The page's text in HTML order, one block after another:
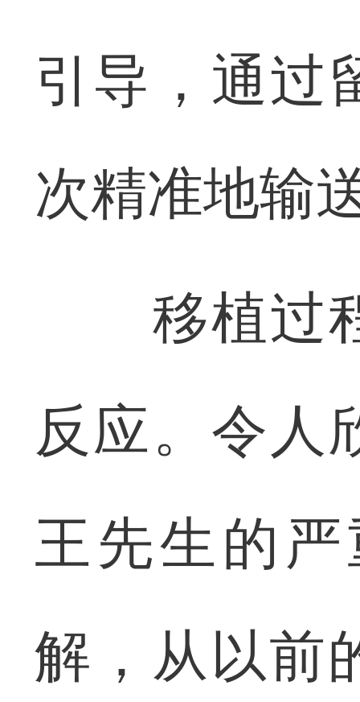
引导，通过
次精准地输
移植过程
反应。令人
王先生的
解，从以前